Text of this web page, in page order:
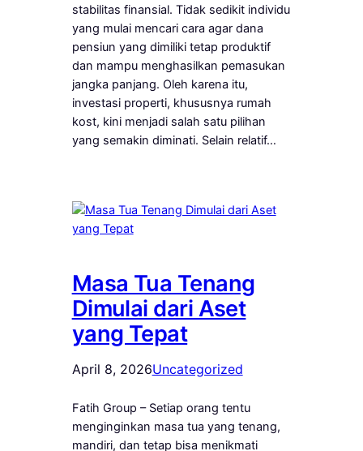
stabilitas finansial. Tidak sedikit individu
yang mulai mencari cara agar dana
pensiun yang dimiliki tetap produktif
dan mampu menghasilkan pemasukan
jangka panjang. Oleh karena itu,
investasi properti, khususnya rumah
kost, kini menjadi salah satu pilihan
yang semakin diminati. Selain relatif…
Masa Tua Tenang
Dimulai dari Aset
yang Tepat
April 8, 2026Uncategorized
Fatih Group – Setiap orang tentu
menginginkan masa tua yang tenang,
mandiri, dan tetap bisa menikmati